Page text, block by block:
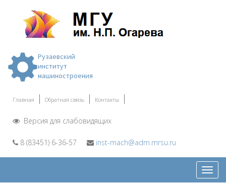
Рузаевский
институт
машиностроения
Главная Обратная связь Контакты
Версия для слабовидящих
8 (83451) 6-36-57 inst-mach@adm.mrsu.ru
меню